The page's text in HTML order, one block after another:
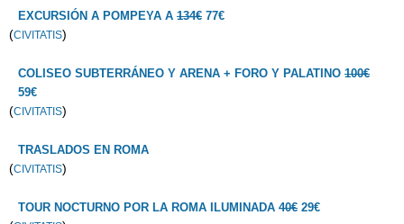
EXCURSIÓN A POMPEYA A 134€ 77€
(CIVITATIS)
COLISEO SUBTERRÁNEO Y ARENA + FORO Y PALATINO 100€
59€
(CIVITATIS)
TRASLADOS EN ROMA
(CIVITATIS)
TOUR NOCTURNO POR LA ROMA ILUMINADA 40€ 29€